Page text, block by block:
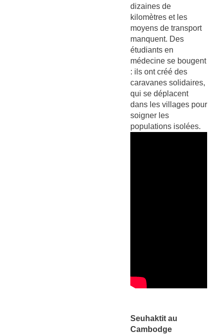
dizaines de
kilomètres et les
moyens de transport
manquent. Des
étudiants en
médecine se bougent
: ils ont créé des
caravanes solidaires,
qui se déplacent
dans les villages pour
soigner les
populations isolées.
Seuhaktit au
Cambodge